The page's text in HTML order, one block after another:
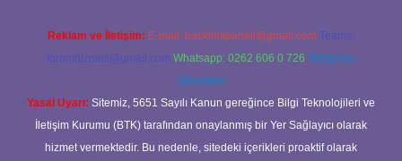
Reklam ve İletişim: E-mail: backlinkpaneli@gmail.com Teams:
forumhizmeti@gmail.com Whatsapp: 0262 606 0 726 Telegram:
@karabul
Yasal Uyarı: Sitemiz, 5651 Sayılı Kanun gereğince Bilgi Teknolojileri ve
İletişim Kurumu (BTK) tarafından onaylanmış bir Yer Sağlayıcı olarak
hizmet vermektedir. Bu nedenle, sitedeki içerikleri proaktif olarak